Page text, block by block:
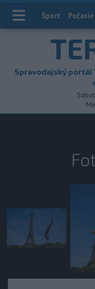
Index
Šport Počasie
Spravodajský portál